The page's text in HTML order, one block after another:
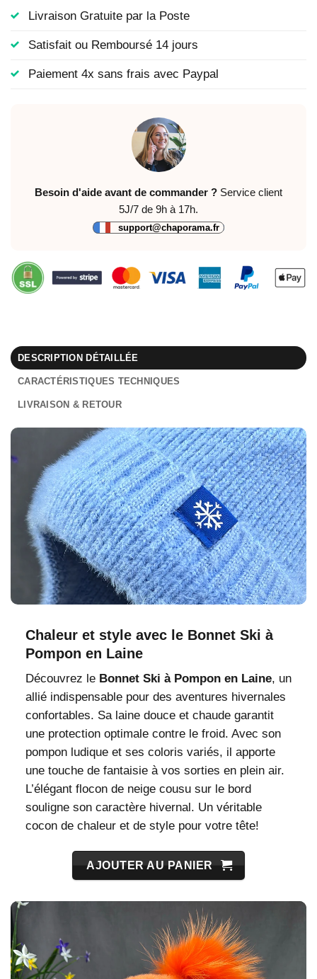
Livraison Gratuite par la Poste
Satisfait ou Remboursé 14 jours
Paiement 4x sans frais avec Paypal
Besoin d'aide avant de commander ? Service client
5J/7 de 9h à 17h.
support@chaporama.fr
DESCRIPTION DÉTAILLÉE
CARACTÉRISTIQUES TECHNIQUES
LIVRAISON & RETOUR
Chaleur et style avec le Bonnet Ski à
Pompon en Laine
Découvrez le Bonnet Ski à Pompon en Laine, un
allié indispensable pour des aventures hivernales
confortables. Sa laine douce et chaude garantit
une protection optimale contre le froid. Avec son
pompon ludique et ses coloris variés, il apporte
une touche de fantaisie à vos sorties en plein air.
L’élégant flocon de neige cousu sur le bord
souligne son caractère hivernal. Un véritable
cocon de chaleur et de style pour votre tête!
AJOUTER AU PANIER